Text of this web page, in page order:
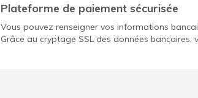
Plateforme de paiement sécurisée
Vous pouvez renseigner vos informations
Grâce au cryptage SSL des données